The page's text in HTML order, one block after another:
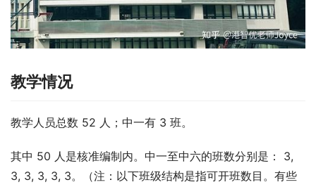
教学情况
教学人员总数 52 人；中一有 3 班。
其中 50 人是核准编制内。中一至中六的班数分别是： 3,
3, 3, 3, 3, 3。（注：以下班级结构是指可开班数目。有些